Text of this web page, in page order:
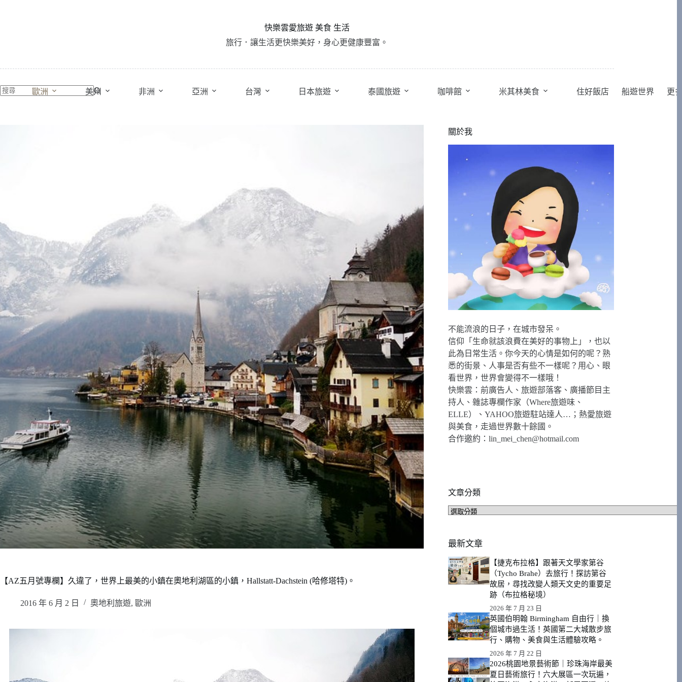
容
快樂雲愛旅遊 美食 生活
旅行．讓生活更快樂美好，身心更健康豐富。
歐洲 美州 非洲 亞洲 台灣 日本旅遊 泰國旅遊 咖啡館 米其林美食 住好飯店 船遊世界 更
【AZ五月號專欄】久違了，世界上最美的小鎮在奧地利湖區的小鎮，Hallstatt-Dachstein (哈修塔特)。
2016 年 6 月 2 日 奧地利旅遊, 歐洲
關於我
不能流浪的日子，在城市發呆。
信仰「生命就該浪費在美好的事物上」，也以
此為日常生活。你今天的心情是如何的呢？熟
悉的街景、人事是否有些不一樣呢？用心、眼
看世界，世界會變得不一樣哦！
快樂雲：前廣告人、旅遊部落客、廣播節目主
持人、雜誌專欄作家（Where旅遊味、
ELLE）、YAHOO旅遊駐站達人…；熱愛旅遊
與美食，走過世界數十餘國。
合作邀約：lin_mei_chen@hotmail.com
文章分類
文
類
最新文章
【捷克布拉格】跟著天文學家第谷
（Tycho Brahe）去旅行！探訪第谷
故居，尋找改變人類天文史的重要足
跡（布拉格秘境）
2026 年 7 月 23 日
英國伯明翰 Birmingham 自由行｜換
個城市過生活！英國第二大城散步旅
行、購物、美食與生活體驗攻略。
2026 年 7 月 22 日
2026桃園地景藝術節｜珍珠海岸最美
夏日藝術旅行！六大展區一次玩遍，